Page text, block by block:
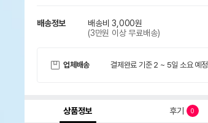
배송정보
배송비 3,000원
(3만원 이상 무료배송)
업체배송 결제완료 기준 2 ~ 5일 소요 예정
상품정보 후기 0